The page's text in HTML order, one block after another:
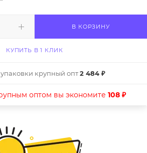
В КОРЗИНУ
КУПИТЬ В 1 КЛИК
крупный опт2 484 ₽
оптом вы экономите 108 ₽